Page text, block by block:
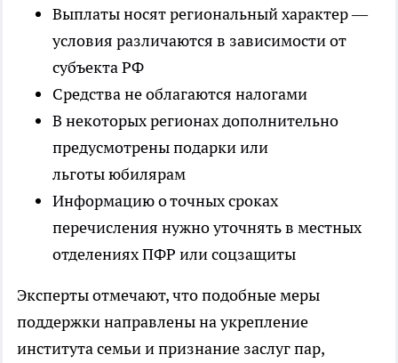
Выплаты носят региональный характер —
условия различаются в зависимости от
субъекта РФ
Средства не облагаются налогами
В некоторых регионах дополнительно
предусмотрены подарки или
льготы юбилярам
Информацию о точных сроках
перечисления нужно уточнять в местных
отделениях ПФР или соцзащиты
Эксперты отмечают, что подобные меры
поддержки направлены на укрепление
института семьи и признание заслуг пар,